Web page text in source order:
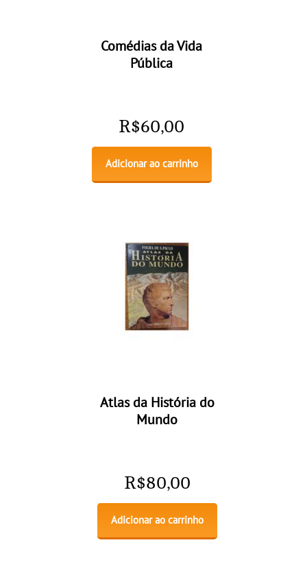
Comédias da Vida
Pública
R$60,00
Adicionar ao carrinho
Atlas da História do
Mundo
R$80,00
Adicionar ao carrinho